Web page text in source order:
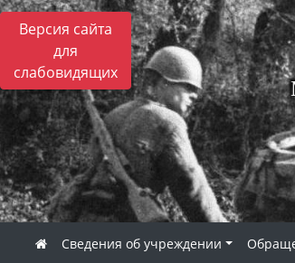
Версия сайта
для
слабовидящих
Сведения об учреждении